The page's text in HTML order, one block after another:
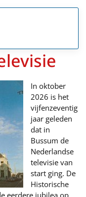
In oktober
2026 is het
vijfenzeventig
jaar geleden
dat in
Bussum de
Nederlandse
televisie van
start ging. De
Historische
eerdere jubilea op